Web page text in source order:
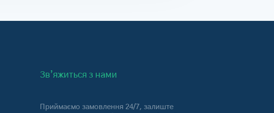
Зв’яжиться з нами
Приймаємо замовлення 24/7, залиште